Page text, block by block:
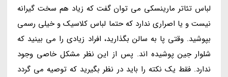
لباس تئاتر مارینسکی می توان گفت که زیاد هم سخت گیرانه
نیست و یا اصراری ندارد که حتما لباس کلاسیک و خیلی رسمی
بپوشید. وقتی پا به سالن بگذارید، افراد زیادی را می بینید که
شلوار جین پوشیده اند. پس از این نظر مشکل خاصی وجود
ندارد. فقط یک نکته را باید در نظر بگیرید که توصیه می گردد